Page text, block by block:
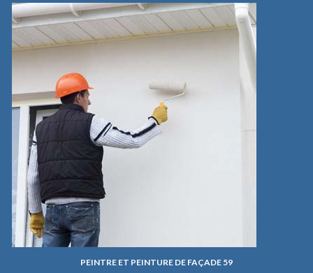
PEINTRE ET PEINTURE DE FAÇADE 59